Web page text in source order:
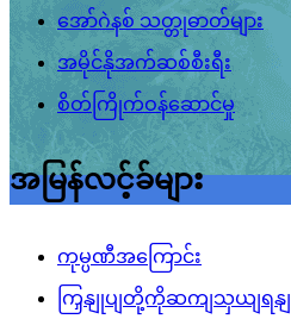
အော်ဂဲနစ် သတ္တုဓာတ်များ
အမိုင်နိုအက်ဆစ်စီးရီး
စိတ်ကြိုက်ဝန်ဆောင်မှု
အမြန်လင့်ခ်များ
ကုမ္ပဏီအကြောင်း
ကြှနျုပျတို့ကိုဆကျသှယျရနျ